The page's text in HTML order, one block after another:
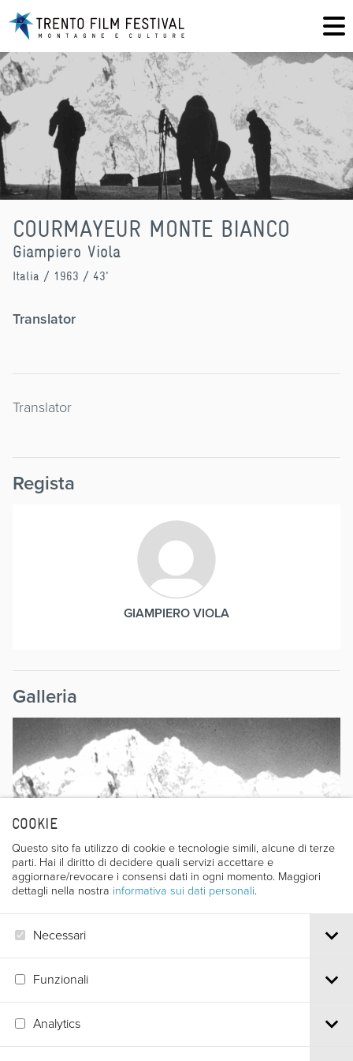
COOKIE
Questo sito fa utilizzo di cookie e tecnologie simili, alcune di terze
parti. Hai il diritto di decidere quali servizi accettare e
aggiornare/revocare i consensi dati in ogni momento. Maggiori
dettagli nella nostra informativa sui dati personali.
Necessari
Funzionali
Analytics
COURMAYEUR MONTE BIANCO
Giampiero Viola
Italia / 1963 / 43'
Translator
Translator
Regista
GIAMPIERO VIOLA
Galleria